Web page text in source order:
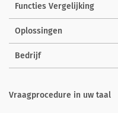
Functies Vergelijking
Oplossingen
Bedrijf
Vraagprocedure in uw taal